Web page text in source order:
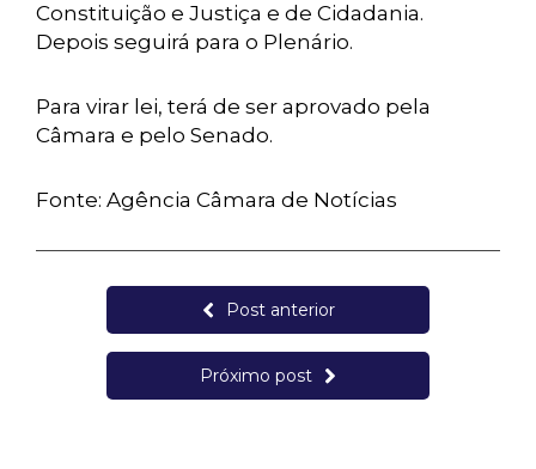
Constituição e Justiça e de Cidadania.
Depois seguirá para o Plenário.
Para virar lei, terá de ser aprovado pela
Câmara e pelo Senado.
Fonte: Agência Câmara de Notícias
Post anterior
Próximo post